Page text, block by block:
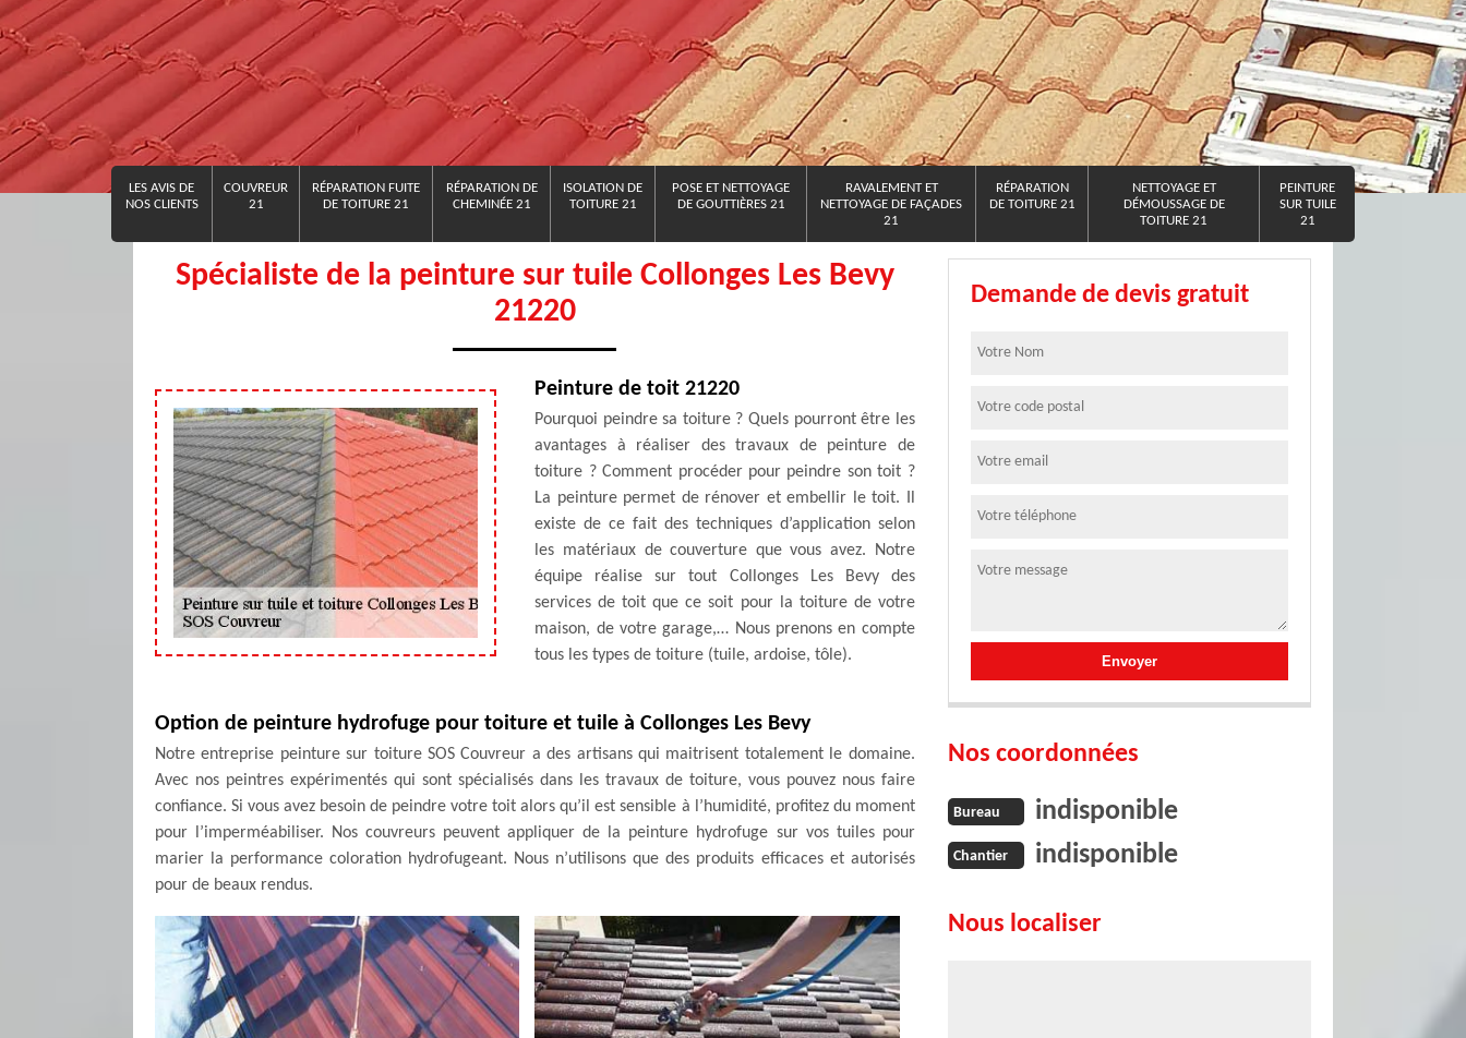
LES AVIS DE
NOS CLIENTS
COUVREUR
21
RÉPARATION FUITE
DE TOITURE 21
RÉPARATION DE
CHEMINÉE 21
ISOLATION DE
TOITURE 21
POSE ET NETTOYAGE
DE GOUTTIÈRES 21
RAVALEMENT ET
NETTOYAGE DE FAÇADES
21
RÉPARATION
DE TOITURE 21
NETTOYAGE ET
DÉMOUSSAGE DE
TOITURE 21
PEINTURE
SUR TUILE
21
Spécialiste de la peinture sur tuile Collonges Les Bevy
21220
Peinture de toit 21220
Pourquoi peindre sa toiture ? Quels pourront être les
avantages à réaliser des travaux de peinture de
toiture ? Comment procéder pour peindre son toit ?
La peinture permet de rénover et embellir le toit. Il
existe de ce fait des techniques d’application selon
les matériaux de couverture que vous avez. Notre
équipe réalise sur tout Collonges Les Bevy des
services de toit que ce soit pour la toiture de votre
maison, de votre garage,… Nous prenons en compte
tous les types de toiture (tuile, ardoise, tôle).
Option de peinture hydrofuge pour toiture et tuile à Collonges Les Bevy
Notre entreprise peinture sur toiture SOS Couvreur a des artisans qui maitrisent totalement le domaine.
Avec nos peintres expérimentés qui sont spécialisés dans les travaux de toiture, vous pouvez nous faire
confiance. Si vous avez besoin de peindre votre toit alors qu’il est sensible à l’humidité, profitez du moment
pour l’imperméabiliser. Nos couvreurs peuvent appliquer de la peinture hydrofuge sur vos tuiles pour
marier la performance coloration hydrofugeant. Nous n’utilisons que des produits efficaces et autorisés
pour de beaux rendus.
Demande de devis gratuit
Nos coordonnées
Bureau indisponible
Chantier indisponible
Nous localiser